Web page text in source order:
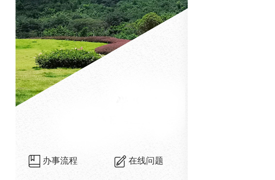
办事流程 在线问题